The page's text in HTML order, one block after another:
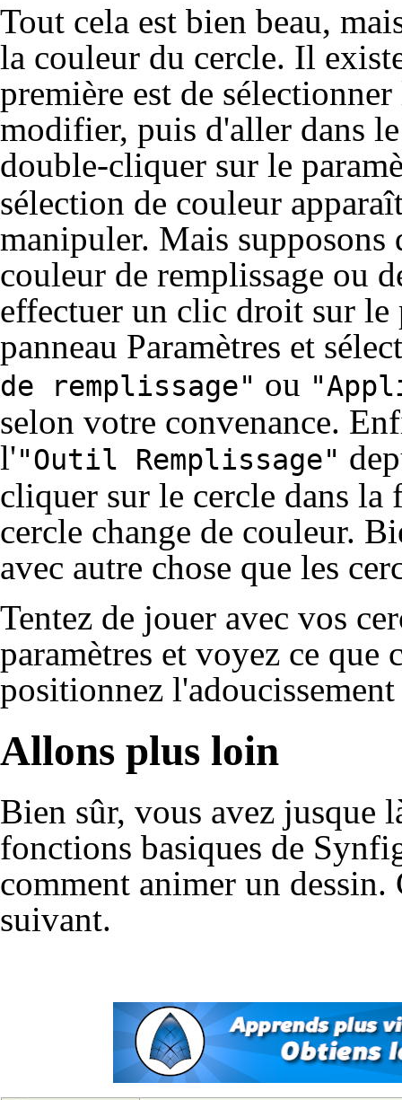
Tout cela est bien beau,
la couleur du cercle. Il
première est de
modifier, puis d'aller dans
double-cliquer sur le
sélection de couleur
manipuler. Mais supposons
couleur de remplissage ou
effectuer un clic droit sur le
panneau Paramètres et
de remplissage" ou
selon votre convenance.
l'"Outil Remplissage"
cliquer sur le cercle dans la
cercle change de couleur.
avec autre chose que les
Tentez de jouer avec vos
paramètres et voyez ce
positionnez l'adoucissement
Allons plus loin
Bien sûr, vous avez jusque
fonctions basiques de
comment animer un dessin.
suivant.